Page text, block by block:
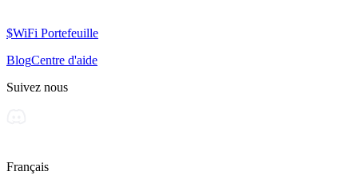
$WiFi Portefeuille
BlogCentre d'aide
Suivez nous
Français